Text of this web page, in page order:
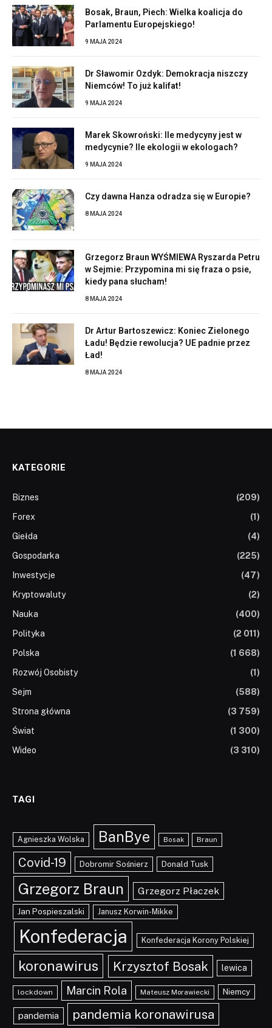
Bosak, Braun, Piech: Wielka koalicja do
Parlamentu Europejskiego!
9 MAJA 2024
Dr Sławomir Ozdyk: Demokracja niszczy
Niemców! To już kalifat!
9 MAJA 2024
Marek Skowroński: Ile medycyny jest w
medycynie? Ile ekologii w ekologach?
9 MAJA 2024
Czy dawna Hanza odradza się w Europie?
8 MAJA 2024
Grzegorz Braun WYŚMIEWA Ryszarda Petru
w Sejmie: Przypomina mi się fraza o psie,
kiedy pana słucham!
8 MAJA 2024
Dr Artur Bartoszewicz: Koniec Zielonego
Ładu! Będzie rewolucja? UE padnie przez
Ład!
8 MAJA 2024
KATEGORIE
Biznes
(209)
Forex
(1)
Giełda
(4)
Gospodarka
(225)
Inwestycje
(47)
Kryptowaluty
(2)
Nauka
(400)
Polityka
(2 011)
Polska
(1 668)
Rozwój Osobisty
(1)
Sejm
(588)
Strona główna
(3 759)
Świat
(1 300)
Wideo
(3 310)
TAGI
Agnieszka Wolska BanBye Bosak Braun
Covid-19 Dobromir Sośnierz Donald Tusk
Grzegorz Braun Grzegorz Płaczek
Jan Pospieszalski Janusz Korwin-Mikke
Konfederacja Konfederacja Korony Polskiej
koronawirus Krzysztof Bosak lewica
lockdown Marcin Rola Mateusz Morawiecki Niemcy
pandemia pandemia koronawirusa